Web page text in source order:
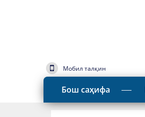
Мобил талқин
Бош саҳифа